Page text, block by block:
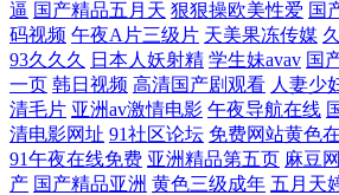
在线官网 97伊人在线 久热最新 无码高清精品成
免费共享总站 国产精品掏空网 欧美日韩另类亚
韩另类三区 91黄在线观看黑丝 成人网址 久久国
逼 国产精品五月天 狠狠操欧美性爱 国
码视频 午夜A片三级片 天美果冻传媒
93久久久
日本人妖射精 学生妹avav 国
一页 韩日视频 高清国产剧观看 人妻少
清毛片 亚洲av激情电影 午夜导航在线
清电影网址 91社区论坛 免费网站黄色
91午夜在线免费 亚洲精品第五页 麻豆
产 国产精品亚洲 黄色三级成年 五月天